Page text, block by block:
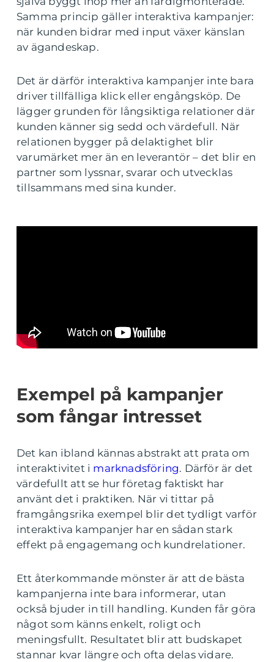
Samma princip gäller interaktiva kampanjer:
när kunden bidrar med input växer känslan
av ägandeskap.
Det är därför interaktiva kampanjer inte bara
driver tillfälliga klick eller engångsköp. De
lägger grunden för långsiktiga relationer där
kunden känner sig sedd och värdefull. När
relationen bygger på delaktighet blir
varumärket mer än en leverantör – det blir en
partner som lyssnar, svarar och utvecklas
tillsammans med sina kunder.
Exempel på kampanjer
som fångar intresset
Det kan ibland kännas abstrakt att prata om
interaktivitet i marknadsföring. Därför är det
värdefullt att se hur företag faktiskt har
använt det i praktiken. När vi tittar på
framgångsrika exempel blir det tydligt varför
interaktiva kampanjer har en sådan stark
effekt på engagemang och kundrelationer.
Ett återkommande mönster är att de bästa
kampanjerna inte bara informerar, utan
också bjuder in till handling. Kunden får göra
något som känns enkelt, roligt och
meningsfullt. Resultatet blir att budskapet
stannar kvar längre och ofta delas vidare.